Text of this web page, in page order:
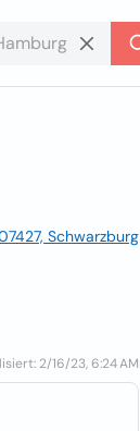
Schwarzburg
2/16/23, 6:24 AM